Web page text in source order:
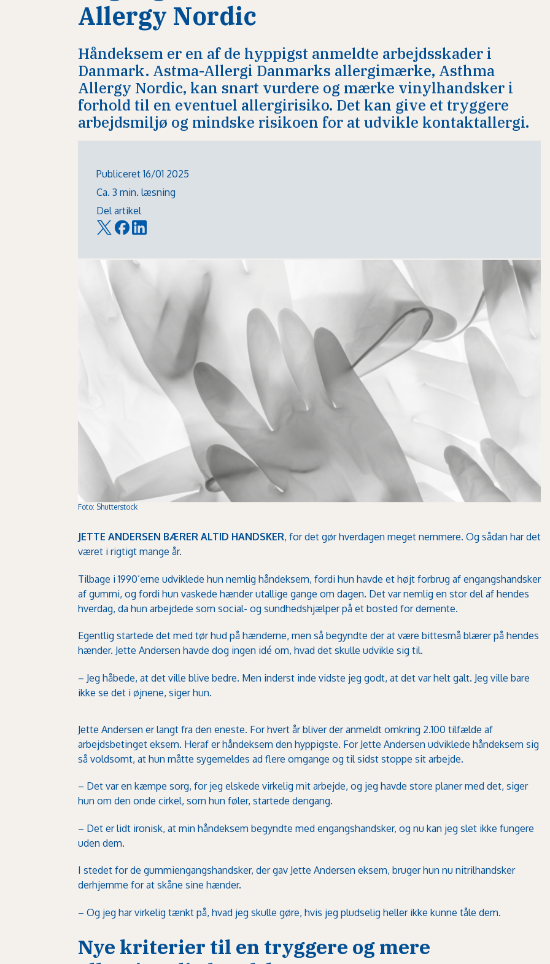
Allergy Nordic
Håndeksem er en af de hyppigst anmeldte arbejdsskader i
Danmark. Astma-Allergi Danmarks allergimærke, Asthma
Allergy Nordic, kan snart vurdere og mærke vinylhandsker i
forhold til en eventuel allergirisiko. Det kan give et tryggere
arbejdsmiljø og mindske risikoen for at udvikle kontaktallergi.
Publiceret 16/01 2025
Ca. 3 min. læsning
Del artikel
Foto: Shutterstock
JETTE ANDERSEN BÆRER ALTID HANDSKER, for det gør hverdagen meget nemmere. Og sådan har det
været i rigtigt mange år.
Tilbage i 1990’erne udviklede hun nemlig håndeksem, fordi hun havde et højt forbrug af engangshandsker
af gummi, og fordi hun vaskede hænder utallige gange om dagen. Det var nemlig en stor del af hendes
hverdag, da hun arbejdede som social- og sundhedshjælper på et bosted for demente.
Egentlig startede det med tør hud på hænderne, men så begyndte der at være bittesmå blærer på hendes
hænder. Jette Andersen havde dog ingen idé om, hvad det skulle udvikle sig til.
– Jeg håbede, at det ville blive bedre. Men inderst inde vidste jeg godt, at det var helt galt. Jeg ville bare
ikke se det i øjnene, siger hun.
Jette Andersen er langt fra den eneste. For hvert år bliver der anmeldt omkring 2.100 tilfælde af
arbejdsbetinget eksem. Heraf er håndeksem den hyppigste. For Jette Andersen udviklede håndeksem sig
så voldsomt, at hun måtte sygemeldes ad flere omgange og til sidst stoppe sit arbejde.
– Det var en kæmpe sorg, for jeg elskede virkelig mit arbejde, og jeg havde store planer med det, siger
hun om den onde cirkel, som hun føler, startede dengang.
– Det er lidt ironisk, at min håndeksem begyndte med engangshandsker, og nu kan jeg slet ikke fungere
uden dem.
I stedet for de gummiengangshandsker, der gav Jette Andersen eksem, bruger hun nu nitrilhandsker
derhjemme for at skåne sine hænder.
– Og jeg har virkelig tænkt på, hvad jeg skulle gøre, hvis jeg pludselig heller ikke kunne tåle dem.
Nye kriterier til en tryggere og mere